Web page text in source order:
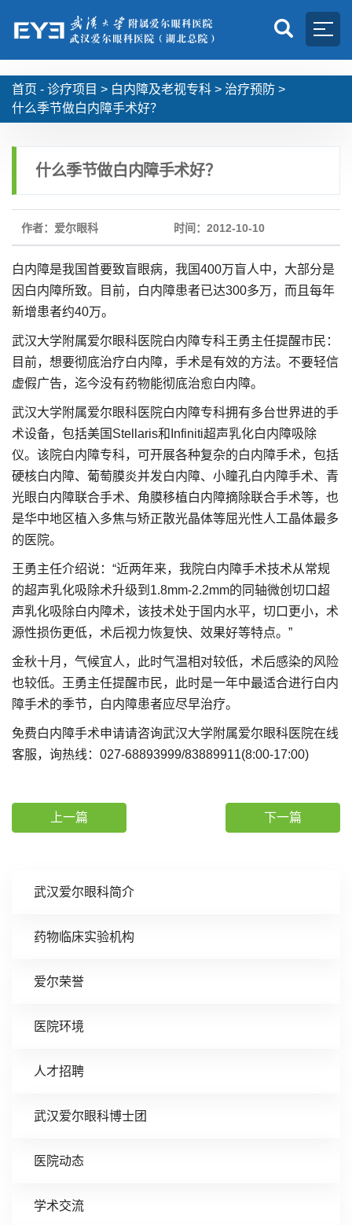
首页 - 诊疗项目 > 白内障及老视专科 > 治疗预防 >
什么季节做白内障手术好？
武汉爱尔眼科简介
药物临床实验机构
爱尔荣誉
医院环境
人才招聘
武汉爱尔眼科博士团
医院动态
学术交流
什么季节做白内障手术好？
作者：爱尔眼科 时间：2012-10-10
白内障是我国首要致盲眼病，我国400万盲人中，大部分是
因白内障所致。目前，白内障患者已达300多万，而且每年
新增患者约40万。
武汉大学附属爱尔眼科医院白内障专科王勇主任提醒市民：
目前，想要彻底治疗白内障，手术是有效的方法。不要轻信
虚假广告，迄今没有药物能彻底治愈白内障。
武汉大学附属爱尔眼科医院白内障专科拥有多台世界进的手
术设备，包括美国Stellaris和Infiniti超声乳化白内障吸除
仪。该院白内障专科，可开展各种复杂的白内障手术，包括
硬核白内障、葡萄膜炎并发白内障、小瞳孔白内障手术、青
光眼白内障联合手术、角膜移植白内障摘除联合手术等，也
是华中地区植入多焦与矫正散光晶体等屈光性人工晶体最多
的医院。
王勇主任介绍说：“近两年来，我院白内障手术技术从常规
的超声乳化吸除术升级到1.8mm-2.2mm的同轴微创切口超
声乳化吸除白内障术，该技术处于国内水平，切口更小，术
源性损伤更低，术后视力恢复快、效果好等特点。”
金秋十月，气候宜人，此时气温相对较低，术后感染的风险
也较低。王勇主任提醒市民，此时是一年中最适合进行白内
障手术的季节，白内障患者应尽早治疗。
免费白内障手术申请请咨询武汉大学附属爱尔眼科医院在线
客服，询热线：027-68893999/83889911(8:00-17:00)
上一篇 下一篇